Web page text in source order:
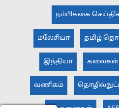
நம்பிக்கை
மலேசியா தமிழ்
இந்தியா கலைகள்
வணிகம்